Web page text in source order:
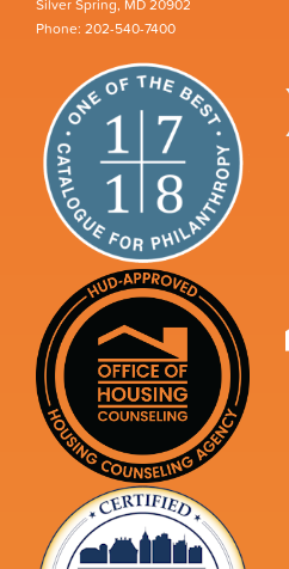
Silver Spring, MD 20902
Phone: 202-540-7400